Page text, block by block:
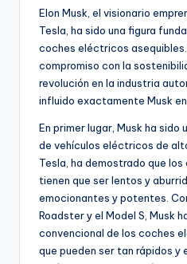
Elon Musk, el visionario
Tesla, ha sido una figura
coches eléctricos asequibles.
compromiso con la
revolución en la industria
influido exactamente Musk
En primer lugar, Musk ha sido
de vehículos eléctricos de
Tesla, ha demostrado que
tienen que ser lentos y
emocionantes y potentes.
Roadster y el Model S, Musk
convencional de los coches
que pueden ser tan rápidos y